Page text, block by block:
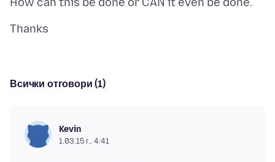
Всички отговори (1)
Kevin
1.03.15 г., 4:41